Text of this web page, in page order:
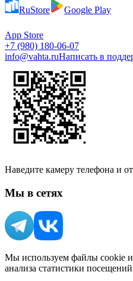
RuStore Google Play
App Store
+7 (980) 180-06-07
info@vahta.ruНаписать в
Наведите камеру телефона и
Мы в сетях
Мы используем файлы cookie
анализа статистики